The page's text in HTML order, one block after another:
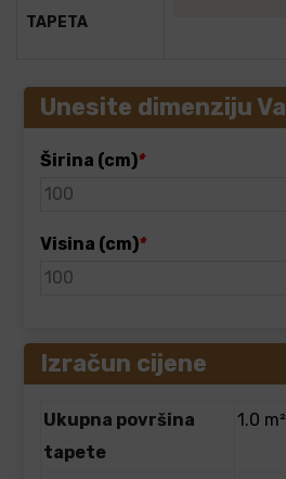
TAPETA
Unesite dimenziju
Širina (cm)*
Visina (cm)*
Izračun cijene
Ukupna površina
tapete
1.0 m²